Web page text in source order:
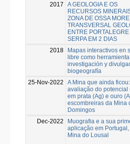
2017
A GEOLOGIA E OS
RECURSOS
ZONA DE OSSA
TRANSVERSAL
ENTRE PORTALEGRE
SERPA EM 2 DIAS
2018
Mapas interactivos en
libre como
investigación y
biogeografía
25-Nov-2022
A Mina que ainda ficou:
avaliação do potencial
em prata (Ag) e ouro
escombreiras da Mina
Domingos
Dec-2022
Muografia e a sua
aplicação em
Mina do Lousal